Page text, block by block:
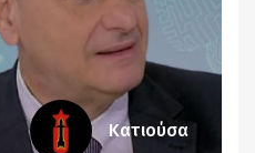
Κατιούσα